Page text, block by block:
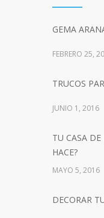
GEMA
FEBRERO 25,
TRUCOS
JUNIO 1, 2016
TU CASA
HACE?
MAYO 5, 2016
DECORAR